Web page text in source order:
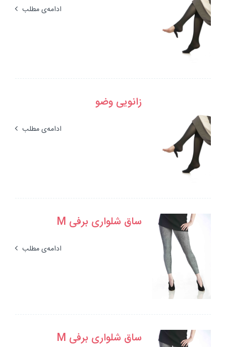
ادامه‌ی مطلب
زانویی وضو
ادامه‌ی مطلب
ساق شلواری برفی M
ادامه‌ی مطلب
ساق شلواری برفی M